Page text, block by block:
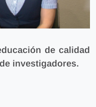
de calidad
investigadores.